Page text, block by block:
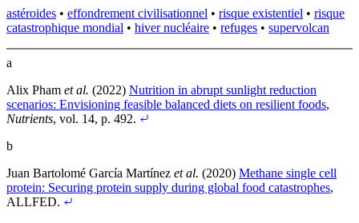
astéroides • effondrement civilisationnel • risque existentiel • risque
catastrophique mondial • hiver nucléaire • refuges • supervolcan
a
Alix Pham et al. (2022) Nutrition in abrupt sunlight reduction
scenarios: Envisioning feasible balanced diets on resilient foods,
Nutrients, vol. 14, p. 492.
b
Juan Bartolomé García Martínez et al. (2020) Methane single cell
protein: Securing protein supply during global food catastrophes,
ALLFED.